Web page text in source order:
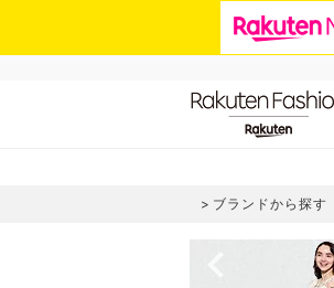
ブランドから探す